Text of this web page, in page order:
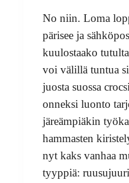
No niin. Loma
pärisee ja
kuulostaako
voi välillä tuntua
juosta suossa
onneksi luonto
järeämpiäkin
hammasten
nyt kaks vanhaa
tyyppiä: